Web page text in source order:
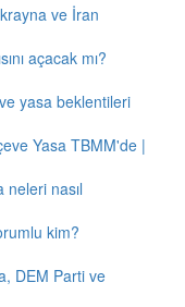
ve İran
açacak mı?
yasa beklentileri
Yasa TBMM'de |
nasıl
kim?
DEM Parti ve